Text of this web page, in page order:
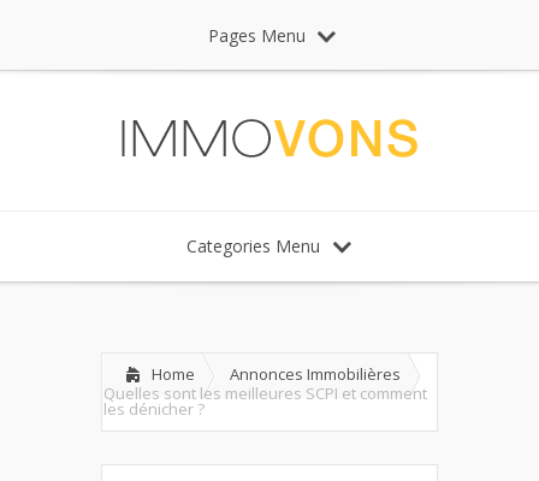
Pages Menu
Categories Menu
Home
Annonces Immobilières
Quelles sont les meilleures SCPI et comment
les dénicher ?